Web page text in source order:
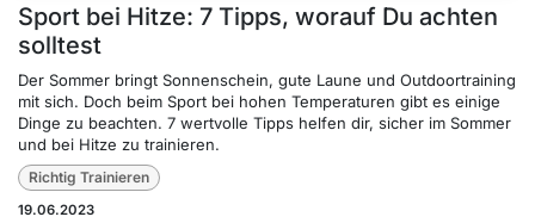
Sport bei Hitze: 7 Tipps, worauf Du achten
solltest
Der Sommer bringt Sonnenschein, gute Laune und Outdoortraining
mit sich. Doch beim Sport bei hohen Temperaturen gibt es einige
Dinge zu beachten. 7 wertvolle Tipps helfen dir, sicher im Sommer
und bei Hitze zu trainieren.
Richtig Trainieren
19.06.2023